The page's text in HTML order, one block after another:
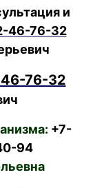
и
46-76-32
76-32
+7-
94